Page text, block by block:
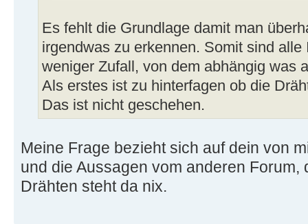
Es fehlt die Grundlage damit man
irgendwas zu erkennen. Somit sind
weniger Zufall, von dem abhängig was
Als erstes ist zu hinterfagen ob die
Das ist nicht geschehen.
Meine Frage bezieht sich auf dein von
und die Aussagen vom anderen Forum,
Drähten steht da nix.